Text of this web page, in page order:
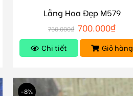
Lẵng Hoa Đẹp M579
750.000₫ 700.000₫
Chi tiết Giỏ hàng
-8%